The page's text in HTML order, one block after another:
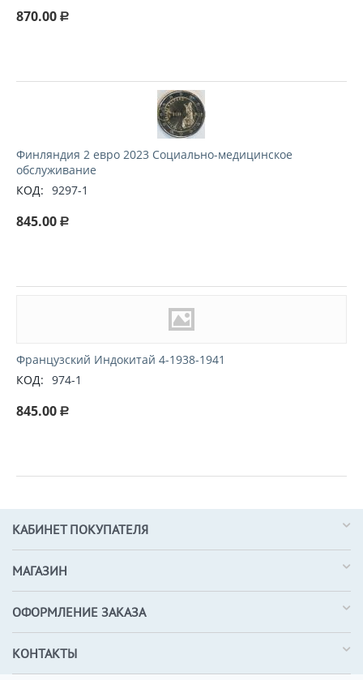
870.00 Р
Финляндия 2 евро 2023 Социально-медицинское
обслуживание
КОД: 9297-1
845.00 Р
Французский Индокитай 4-1938-1941
КОД: 974-1
845.00 Р
КАБИНЕТ ПОКУПАТЕЛЯ
МАГАЗИН
ОФОРМЛЕНИЕ ЗАКАЗА
КОНТАКТЫ